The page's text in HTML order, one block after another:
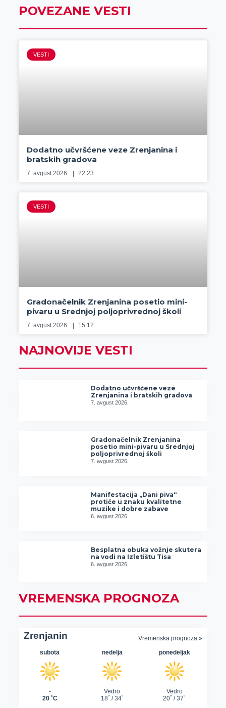
POVEZANE VESTI
VESTI
Dodatno učvršćene veze Zrenjanina i
bratskih gradova
7. avgust 2026. 22:23
VESTI
Gradonačelnik Zrenjanina posetio mini-
pivaru u Srednjoj poljoprivrednoj školi
7. avgust 2026. 15:12
NAJNOVIJE VESTI
Dodatno učvršćene veze
Zrenjanina i bratskih gradova
7. avgust 2026.
Gradonačelnik Zrenjanina
posetio mini-pivaru u Srednjoj
poljoprivrednoj školi
7. avgust 2026.
Manifestacija „Dani piva“
protiče u znaku kvalitetne
muzike i dobre zabave
6. avgust 2026.
Besplatna obuka vožnje skutera
na vodi na Izletištu Tisa
6. avgust 2026.
VREMENSKA PROGNOZA